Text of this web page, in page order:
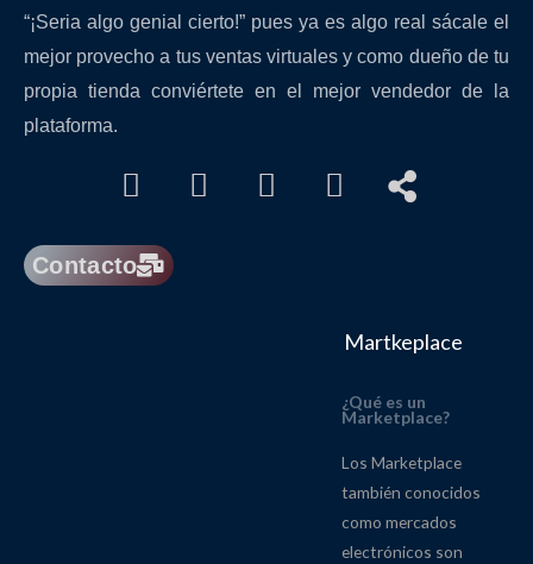
“¡Seria algo genial cierto!” pues ya es algo real sácale el
mejor provecho a tus ventas virtuales y como dueño de tu
propia tienda conviértete en el mejor vendedor de la
plataforma.
Facebook
YoutubeInstagram
Whatsapp
Share-
alt
Contacto
Martkeplace
¿Qué es un
Marketplace?
Los Marketplace
también conocidos
como mercados
electrónicos son